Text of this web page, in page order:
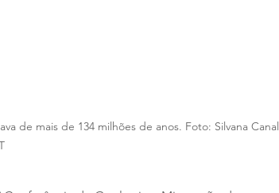
de mais de 134 milhões de anos. Foto: Silvana Canal